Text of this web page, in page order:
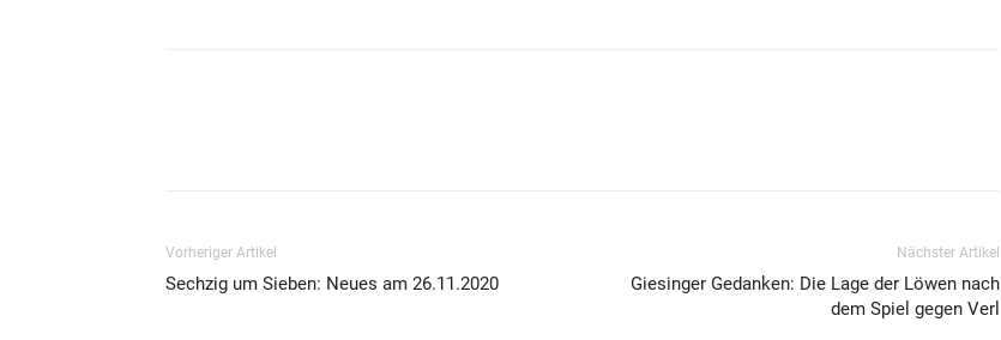
Vorheriger Artikel
Sechzig um Sieben: Neues am 26.11.2020
Nächster Artikel
Giesinger Gedanken: Die Lage der Löwen nach
dem Spiel gegen Verl